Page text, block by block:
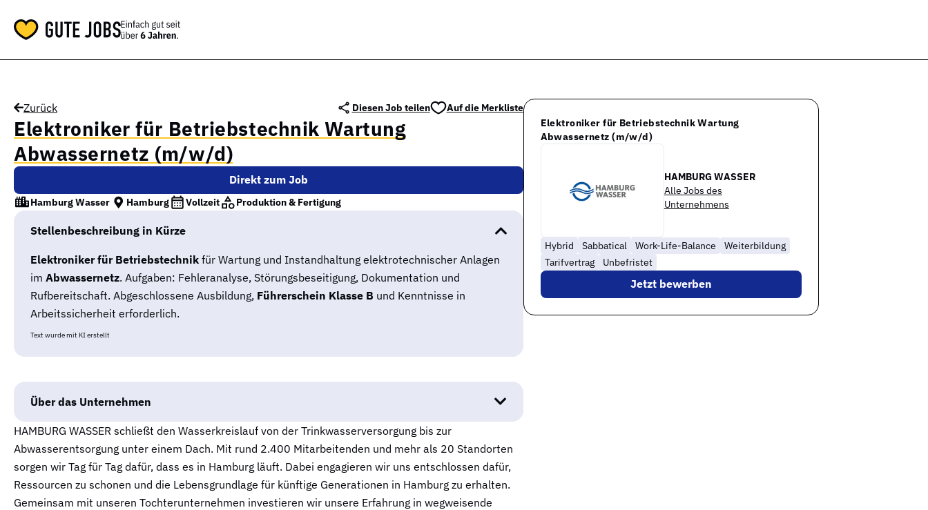
Zurück Diesen Job teilen Auf die Merkliste
Elektroniker für Betriebstechnik Wartung
Abwassernetz (m/w/d)
Direkt zum Job
Hamburg Wasser Hamburg Vollzeit Produktion & Fertigung
Stellenbeschreibung in Kürze
Elektroniker für Betriebstechnik für Wartung und Instandhaltung elektrotechnischer Anlagen
im Abwassernetz. Aufgaben: Fehleranalyse, Störungsbeseitigung, Dokumentation und
Rufbereitschaft. Abgeschlossene Ausbildung, Führerschein Klasse B und Kenntnisse in
Arbeitssicherheit erforderlich.
Text wurde mit KI erstellt
Über das Unternehmen
HAMBURG WASSER schließt den Wasserkreislauf von der Trinkwasserversorgung bis zur
Abwasserentsorgung unter einem Dach. Mit rund 2.400 Mitarbeitenden und mehr als 20 Standorten
sorgen wir Tag für Tag dafür, dass es in Hamburg läuft. Dabei engagieren wir uns entschlossen dafür,
Ressourcen zu schonen und die Lebensgrundlage für künftige Generationen in Hamburg zu erhalten.
Gemeinsam mit unseren Tochterunternehmen investieren wir unsere Erfahrung in wegweisende
Elektroniker für Betriebstechnik Wartung
Abwassernetz (m/w/d)
HAMBURG WASSER
Alle Jobs des
Unternehmens
Hybrid Sabbatical Work-Life-Balance
Weiterbildung
Tarifvertrag
Unbefristet
Jetzt bewerben